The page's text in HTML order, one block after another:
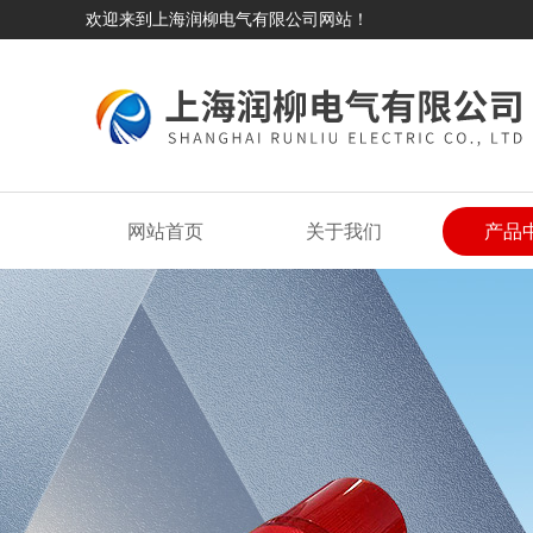
欢迎来到上海润柳电气有限公司网站！
网站首页 关于我们 产品